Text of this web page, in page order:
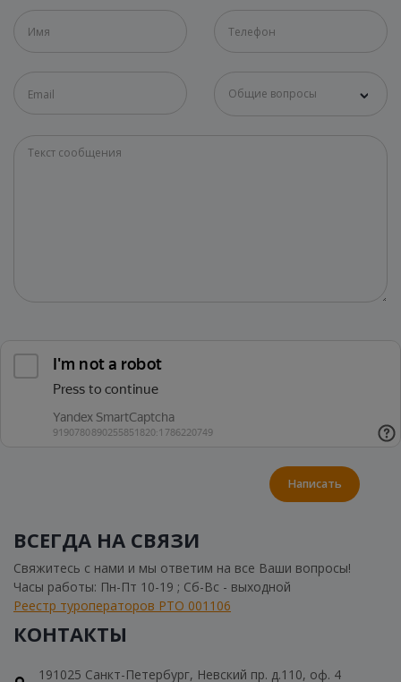
Общие вопросы
Написать
ВСЕГДА НА СВЯЗИ
Свяжитесь с нами и мы ответим на все Ваши вопросы!
Часы работы: Пн-Пт 10-19 ; Сб-Вс - выходной
Реестр туроператоров РТО 001106
КОНТАКТЫ
191025 Санкт-Петербург, Невский пр. д.110, оф. 4